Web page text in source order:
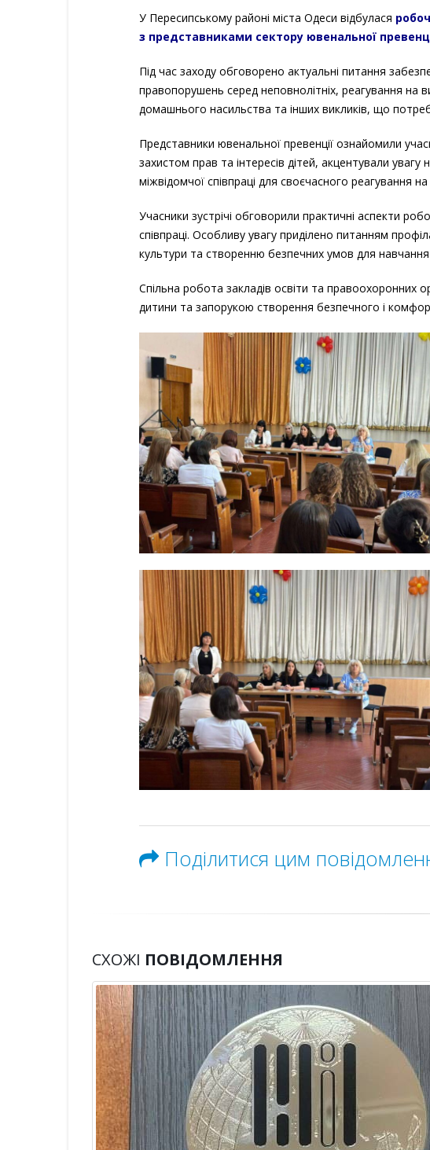
співпраця
заради
безпеки
У Пересипському районі міста Одеси відбулася
з представниками сектору ювенальної
Під час заходу обговорено актуальні питання
правопорушень серед неповнолітніх, реагування на
домашнього насильства та інших викликів, що
Представники ювенальної превенції ознайомили
захистом прав та інтересів дітей, акцентували
міжвідомчої співпраці для своєчасного реагування на
Учасники зустрічі обговорили практичні аспекти
співпраці. Особливу увагу приділено питанням
культури та створенню безпечних умов для навчання
Спільна робота закладів освіти та правоохоронних
дитини та запорукою створення безпечного і
Поділитися цим
СХОЖІ ПОВІДОМЛЕННЯ